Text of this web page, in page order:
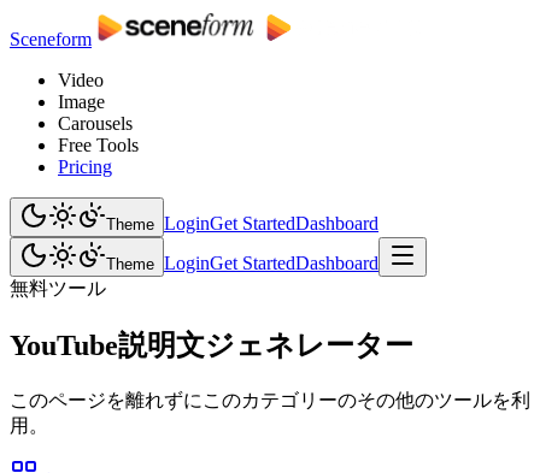
Sceneform
Video
Image
Carousels
Free Tools
Pricing
Theme LoginGet StartedDashboard
Theme LoginGet StartedDashboard
無料ツール
YouTube説明文ジェネレーター
このページを離れずにこのカテゴリーのその他のツールを利
用。